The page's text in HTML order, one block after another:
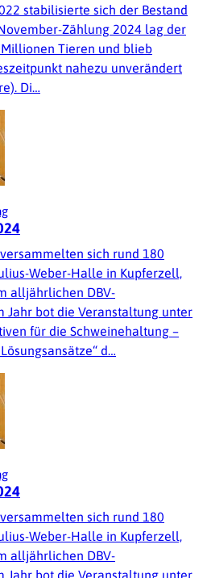
stabilisierte sich der Bestand
Zählung 2024 lag der
Tieren und blieb
nahezu unverändert
Di…
sich rund 180
Weber-Halle in Kupferzell,
alljährlichen DBV-
Jahr bot die Veranstaltung unter
für die Schweinehaltung –
d…
sich rund 180
Weber-Halle in Kupferzell,
alljährlichen DBV-
Jahr bot die Veranstaltung unter